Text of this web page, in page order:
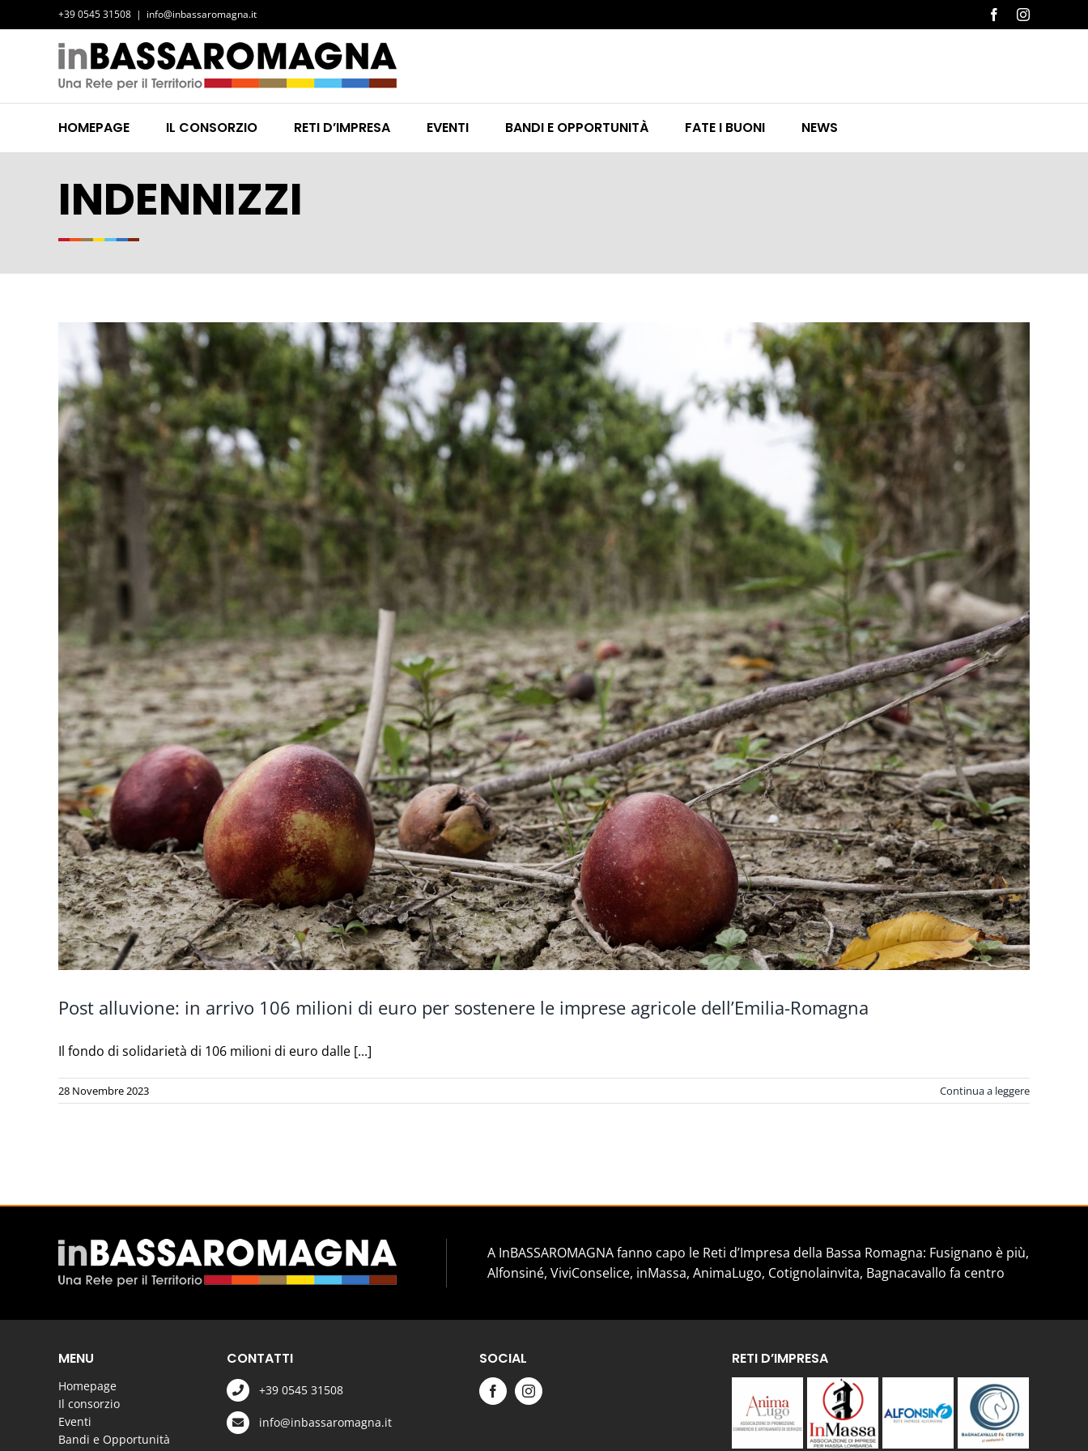
al
contenuto
+39 0545 31508 | info@inbassaromagna.it FacebookInstagram
HOMEPAGE IL CONSORZIO RETI D’IMPRESA EVENTI BANDI E OPPORTUNITÀ FATE I BUONI NEWS
INDENNIZZI
Post alluvione: in arrivo 106 milioni di euro per sostenere le imprese agricole dell’Emilia-Romagna
Il fondo di solidarietà di 106 milioni di euro dalle [...]
28 Novembre 2023 Continua a leggere
A InBASSAROMAGNA fanno capo le Reti d’Impresa della Bassa Romagna: Fusignano è più,
Alfonsiné, ViviConselice, inMassa, AnimaLugo, Cotignolainvita, Bagnacavallo fa centro
MENU
Homepage
Il consorzio
Eventi
Bandi e Opportunità
CONTATTI
+39 0545 31508
info@inbassaromagna.it
SOCIAL RETI D’IMPRESA